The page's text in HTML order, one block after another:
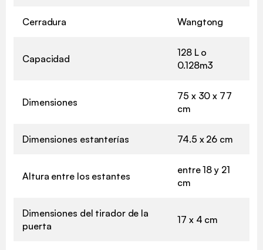
Cerradura Wangtong
Capacidad
128 L o
0.128m3
Dimensiones
75 x 30 x 77
cm
Dimensiones estanterías 74.5 x 26 cm
Altura entre los estantes
entre 18 y 21
cm
Dimensiones del tirador de la
puerta
17 x 4 cm